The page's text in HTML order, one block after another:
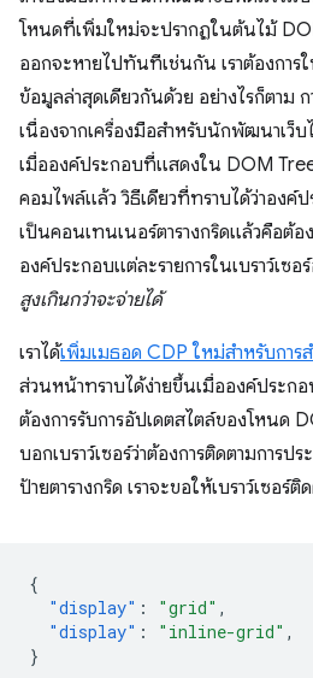
โหนดที่เพิ่มใหม่จะปรากฏในต้นไม้
ออกจะหายไปทันทีเช่นกัน เราต้องกา
ข้อมูลล่าสุดเดียวกันด้วย อย่างไรก็ตาม
เนื่องจากเครื่องมือสำหรับนักพัฒนาเว็บ
เมื่อองค์ประกอบที่แสดงใน DOM
คอมไพล์แล้ว วิธีเดียวที่ทราบได้ว่าองค์
เป็นคอนเทนเนอร์ตารางกริดแล้วคือต้
องค์ประกอบแต่ละรายการในเบราว์เซอ
สูงเกินกว่าจะจ่ายได้
เราได้เพิ่มเมธอด CDP ใหม่สำหรับการ
ส่วนหน้าทราบได้ง่ายขึ้นเมื่อองค์ประกอ
ต้องการรับการอัปเดตสไตล์ของโหนด
บอกเบราว์เซอร์ว่าต้องการติดตามการป
ป้ายตารางกริด เราจะขอให้เบราว์เซอร์
{
"display" : "grid" ,
"display" : "inline-grid" ,
}